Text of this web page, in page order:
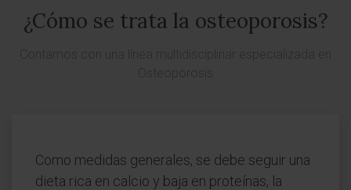
¿Cómo se trata la osteoporosis?
Como medidas generales, se debe seguir una
dieta rica en calcio y baja en proteínas, la